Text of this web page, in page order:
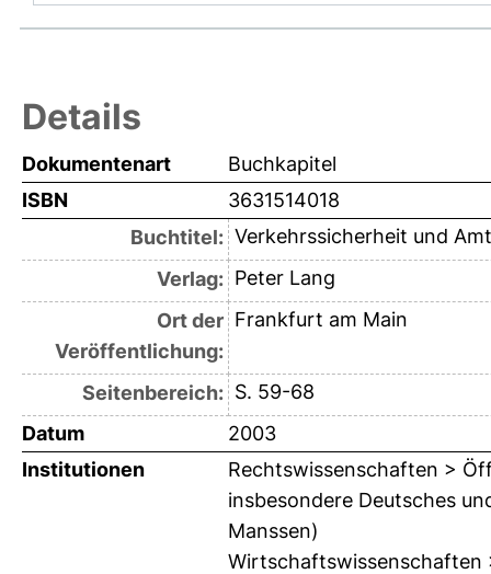
Details
Dokumentenart
Buchkapitel
ISBN
3631514018
Buchtitel: Verkehrssicherheit und
Verlag: Peter Lang
Ort der
Veröffentlichung:
Frankfurt am Main
Seitenbereich: S. 59-68
Datum
2003
Institutionen
Rechtswissenschaften >
insbesondere Deutsches
Manssen)
Wirtschaftswissenschaften